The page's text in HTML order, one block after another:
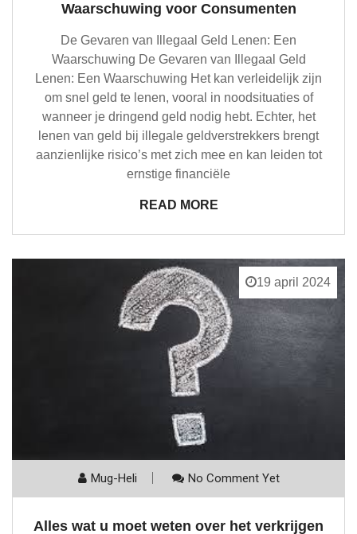
Waarschuwing voor Consumenten
De Gevaren van Illegaal Geld Lenen: Een
Waarschuwing De Gevaren van Illegaal Geld
Lenen: Een Waarschuwing Het kan verleidelijk zijn
om snel geld te lenen, vooral in noodsituaties of
wanneer je dringend geld nodig hebt. Echter, het
lenen van geld bij illegale geldverstrekkers brengt
aanzienlijke risico’s met zich mee en kan leiden tot
ernstige financiële
READ MORE
19 april 2024
Mug-Heli No Comment Yet
Alles wat u moet weten over het verkrijgen